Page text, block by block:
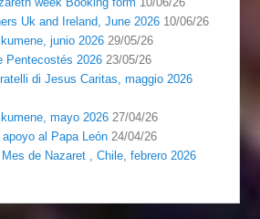
Uk and Ireland, June 2026 10/06/26
junio 2026 29/05/26
Pentecostés 2026 23/05/26
di Jesus Caritas, maggio 2026
mayo 2026 27/04/26
al Papa León 24/04/26
de Nazaret , Chile, febrero 2026